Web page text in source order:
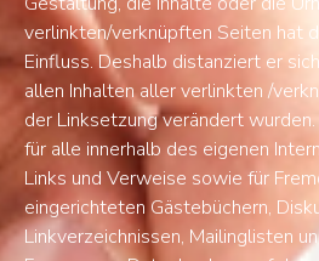
verlinkten/verknüpften Seiten hat
Einfluss. Deshalb distanziert er
allen Inhalten aller verlinkten /
der Linksetzung verändert
für alle innerhalb des eigenen
Links und Verweise sowie für
eingerichteten Gästebüchern,
Linkverzeichnissen, Mailinglisten